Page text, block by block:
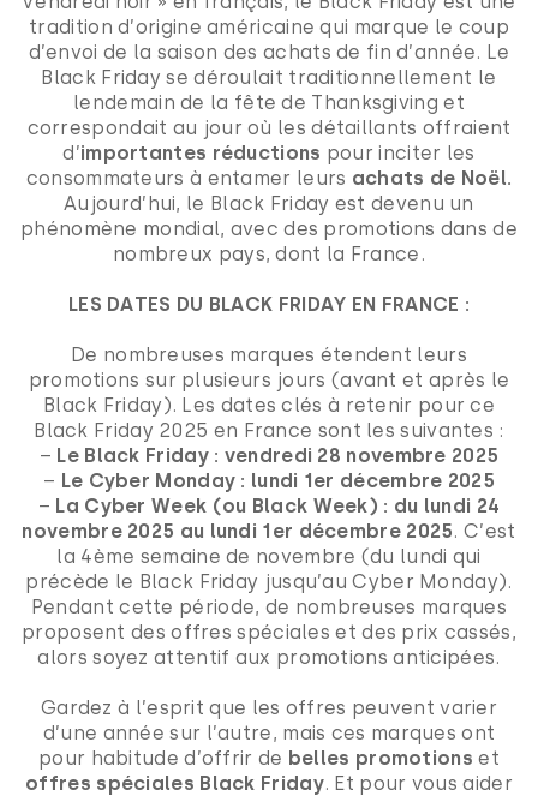
tradition d’origine américaine qui marque le coup
d’envoi de la saison des achats de fin d’année. Le
Black Friday se déroulait traditionnellement le
lendemain de la fête de Thanksgiving et
correspondait au jour où les détaillants offraient
d’importantes réductions pour inciter les
consommateurs à entamer leurs achats de Noël.
Aujourd’hui, le Black Friday est devenu un
phénomène mondial, avec des promotions dans de
nombreux pays, dont la France.
LES DATES DU BLACK FRIDAY EN FRANCE :
De nombreuses marques étendent leurs
promotions sur plusieurs jours (avant et après le
Black Friday). Les dates clés à retenir pour ce
Black Friday 2025 en France sont les suivantes :
– Le Black Friday : vendredi 28 novembre 2025
– Le Cyber Monday : lundi 1er décembre 2025
– La Cyber Week (ou Black Week) : du lundi 24
novembre 2025 au lundi 1er décembre 2025. C’est
la 4ème semaine de novembre (du lundi qui
précède le Black Friday jusqu’au Cyber Monday).
Pendant cette période, de nombreuses marques
proposent des offres spéciales et des prix cassés,
alors soyez attentif aux promotions anticipées.
Gardez à l’esprit que les offres peuvent varier
d’une année sur l’autre, mais ces marques ont
pour habitude d’offrir de belles promotions et
offres spéciales Black Friday. Et pour vous aider